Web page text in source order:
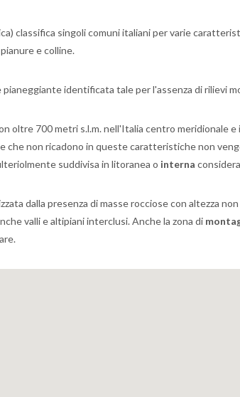
classifica singoli comuni italiani per varie
e colline.
pianeggiante identificata tale per l'assenza di rilievi
oltre 700 metri s.l.m. nell'Italia centro meridionale
che non ricadono in queste caratteristiche non
suddivisa in litoranea o interna
dalla presenza di masse rocciose con altezza
valli e altipiani interclusi. Anche la zona di